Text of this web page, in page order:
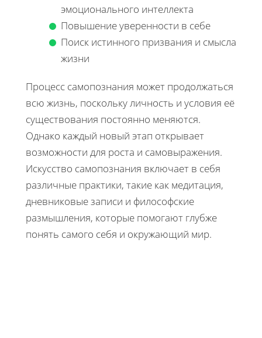
эмоционального интеллекта
Повышение уверенности в себе
Поиск истинного призвания и смысла
жизни
Процесс самопознания может продолжаться
всю жизнь, поскольку личность и условия её
существования постоянно меняются.
Однако каждый новый этап открывает
возможности для роста и самовыражения.
Искусство самопознания включает в себя
различные практики, такие как медитация,
дневниковые записи и философские
размышления, которые помогают глубже
понять самого себя и окружающий мир.